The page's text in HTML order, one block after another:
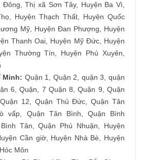
Đông, Thị xã Sơn Tây, Huyện Ba Vì,
Huyện Thạch Thất, Huyện Quốc
Mỹ, Huyện Đan Phượng, Huyện
Thanh Oai, Huyện Mỹ Đức, Huyện
Thường Tín, Huyện Phú Xuyên,
Minh: Quận 1, Quận 2, quận 3, quận
6, Quận, 7 Quận 8, Quận 9, Quận
12, Quận Thủ Đức, Quận Tân
vấp, Quận Tân Bình, Quận Bình
Tân, Quận Phú Nhuận, Huyện
Cần giờ, Huyện Nhà Bè, Huyện
Môn